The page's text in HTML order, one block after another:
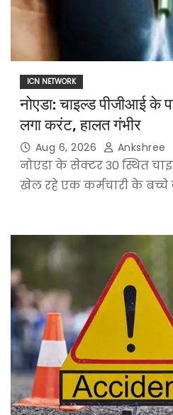
ICN NETWORK
नोएडा: चाइल्ड पीजीआई के
लगा करंट, हालत गंभीर
Aug 6, 2026 Ankshree
नोएडा के सेक्टर 30 स्थित
खेल रहे एक कर्मचारी के बच्चे